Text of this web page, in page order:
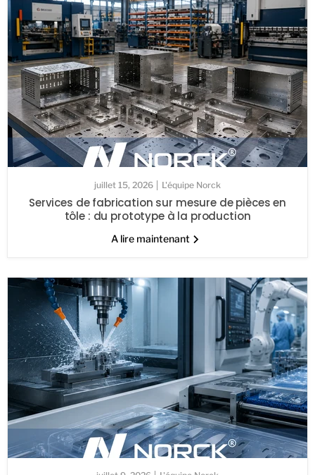
juillet 15, 2026 L'équipe Norck
Services de fabrication sur mesure de pièces en
tôle : du prototype à la production
A lire maintenant